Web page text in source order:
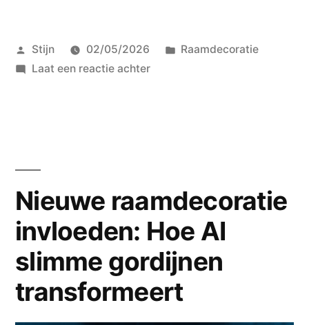
zonwering:
Geplaatst
door
Stijn 02/05/2026
Geplaatst
Raamdecoratie
Laat een reactie achterop
Nieuwe raamdecoratie
invloeden: Hoe AI
slimme gordijnen
transformeert